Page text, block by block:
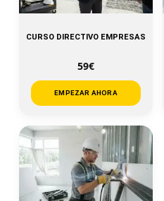
CURSO DIRECTIVO EMPRESAS
59€
EMPEZAR AHORA